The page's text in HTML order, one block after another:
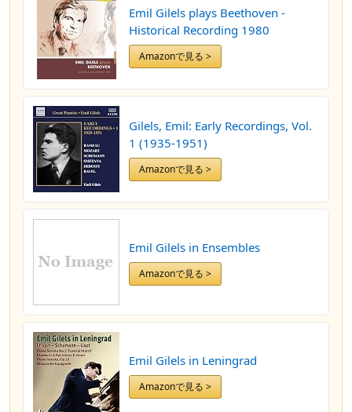
Emil Gilels plays Beethoven -
Historical Recording 1980
Amazonで見る >
Gilels, Emil: Early Recordings, Vol.
1 (1935-1951)
Amazonで見る >
Emil Gilels in Ensembles
Amazonで見る >
Emil Gilels in Leningrad
Amazonで見る >